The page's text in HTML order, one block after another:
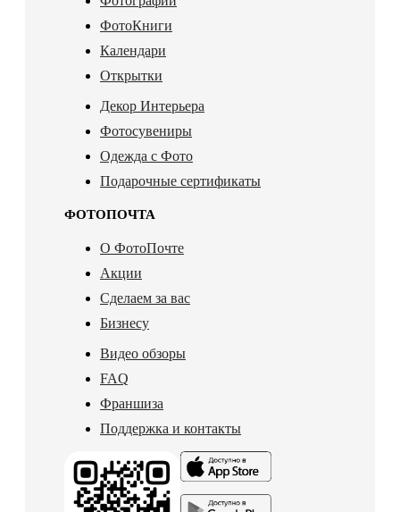
ФотоКниги
Календари
Открытки
Декор Интерьера
Фотосувениры
Одежда с Фото
Подарочные сертификаты
ФОТОПОЧТА
О ФотоПочте
Акции
Сделаем за вас
Бизнесу
Видео обзоры
FAQ
Франшиза
Поддержка и контакты